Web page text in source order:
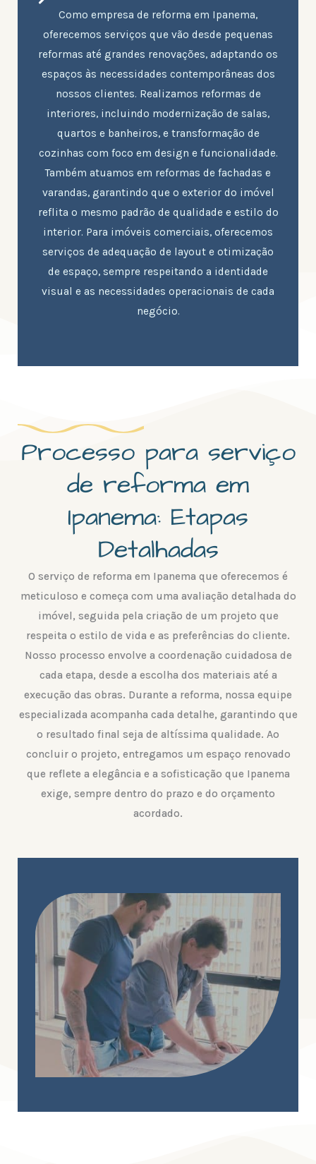
Como empresa de reforma em Ipanema,
oferecemos serviços que vão desde pequenas
reformas até grandes renovações, adaptando os
espaços às necessidades contemporâneas dos
nossos clientes. Realizamos reformas de
interiores, incluindo modernização de salas,
quartos e banheiros, e transformação de
cozinhas com foco em design e funcionalidade.
Também atuamos em reformas de fachadas e
varandas, garantindo que o exterior do imóvel
reflita o mesmo padrão de qualidade e estilo do
interior. Para imóveis comerciais, oferecemos
serviços de adequação de layout e otimização
de espaço, sempre respeitando a identidade
visual e as necessidades operacionais de cada
negócio.
Processo para serviço
de reforma em
Ipanema: Etapas
Detalhadas
O serviço de reforma em Ipanema que oferecemos é
meticuloso e começa com uma avaliação detalhada do
imóvel, seguida pela criação de um projeto que
respeita o estilo de vida e as preferências do cliente.
Nosso processo envolve a coordenação cuidadosa de
cada etapa, desde a escolha dos materiais até a
execução das obras. Durante a reforma, nossa equipe
especializada acompanha cada detalhe, garantindo que
o resultado final seja de altíssima qualidade. Ao
concluir o projeto, entregamos um espaço renovado
que reflete a elegância e a sofisticação que Ipanema
exige, sempre dentro do prazo e do orçamento
acordado.